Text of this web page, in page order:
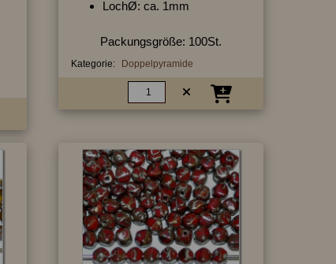
LochØ: ca. 1mm
Packungsgröße: 100St.
Kategorie: Doppelpyramide